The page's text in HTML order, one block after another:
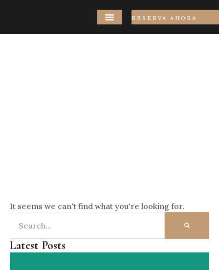
RESERVA AHORA
It seems we can't find what you're looking for.
Latest Posts